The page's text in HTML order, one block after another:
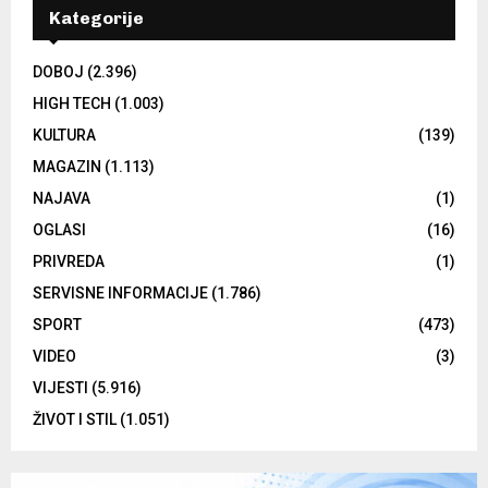
Kategorije
DOBOJ (2.396)
HIGH TECH (1.003)
KULTURA
(139)
MAGAZIN (1.113)
NAJAVA
(1)
OGLASI
(16)
PRIVREDA
(1)
SERVISNE INFORMACIJE (1.786)
SPORT
(473)
VIDEO
(3)
VIJESTI (5.916)
ŽIVOT I STIL (1.051)